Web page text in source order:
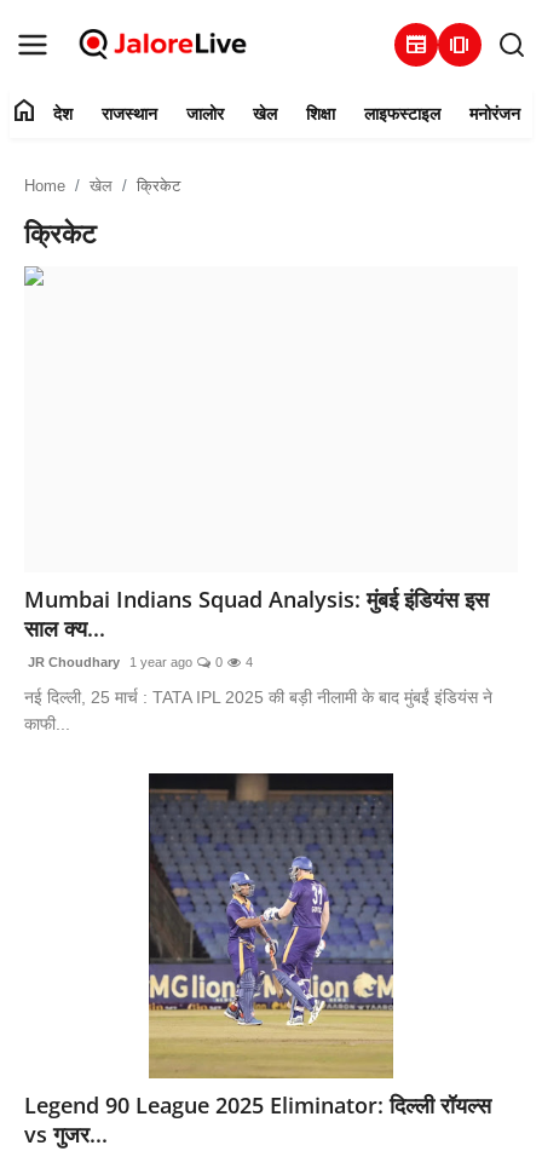
newspaper amp_stories
संपर्क करें
देश
मनोरंजन
तकनीक
home देश राजस्थान जालोर खेल शिक्षा लाइफस्टाइल मनोरंजन
Home खेल क्रिकेट
क्रिकेट
Mumbai Indians Squad Analysis: मुंबई इंडियंस इस
साल क्य...
JR Choudhary 1 year ago 0 4
नई दिल्ली, 25 मार्च : TATA IPL 2025 की बड़ी नीलामी के बाद मुंबईं इंडियंस ने
काफी...
Legend 90 League 2025 Eliminator: दिल्ली रॉयल्स
vs गुजर...